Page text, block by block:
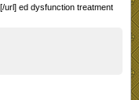
url] ed dysfunction treatment